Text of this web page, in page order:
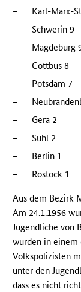
–
Karl-Marx-
–
Schwerin 9
–
Magdeburg
–
Cottbus 8
–
Potsdam 7
–
–
Gera 2
–
Suhl 2
–
Berlin 1
–
Rostock 1
Aus dem Bezirk
Am 24.1.1956
Jugendliche von
wurden in einem
Volkspolizisten
unter den
dass es nicht